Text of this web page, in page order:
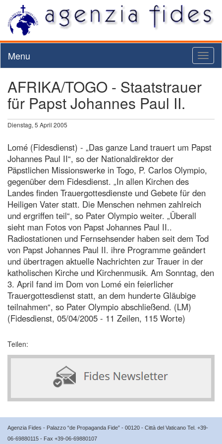
Menu
AFRIKA/TOGO - Staatstrauer
für Papst Johannes Paul II.
Dienstag, 5 April 2005
Lomé (Fidesdienst) - „Das ganze Land trauert um Papst
Johannes Paul II“, so der Nationaldirektor der
Päpstlichen Missionswerke in Togo, P. Carlos Olympio,
gegenüber dem Fidesdienst. „In allen Kirchen des
Landes finden Trauergottesdienste und Gebete für den
Heiligen Vater statt. Die Menschen nehmen zahlreich
und ergriffen teil“, so Pater Olympio weiter. „Überall
sieht man Fotos von Papst Johannes Paul II..
Radiostationen und Fernsehsender haben seit dem Tod
von Papst Johannes Paul II. ihre Programme geändert
und übertragen aktuelle Nachrichten zur Trauer in der
katholischen Kirche und Kirchenmusik. Am Sonntag, den
3. April fand im Dom von Lomé ein feierlicher
Trauergottesdienst statt, an dem hunderte Gläubige
teilnahmen“, so Pater Olympio abschließend. (LM)
(Fidesdienst, 05/04/2005 - 11 Zeilen, 115 Worte)
Teilen:
Agenzia Fides - Palazzo “de Propaganda Fide” - 00120 - Città del Vaticano Tel. +39-
06-69880115 - Fax +39-06-69880107